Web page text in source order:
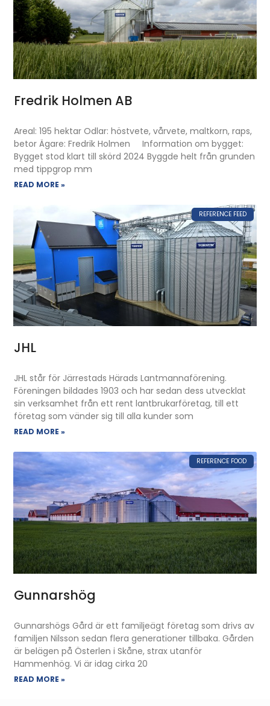
Fredrik Holmen AB
Areal: 195 hektar Odlar: höstvete, vårvete, maltkorn, raps,
betor Ägare: Fredrik Holmen Information om bygget:
Bygget stod klart till skörd 2024 Byggde helt från grunden
med tippgrop mm
READ MORE »
REFERENCE FEED
JHL
JHL står för Järrestads Härads Lantmannaförening.
Föreningen bildades 1903 och har sedan dess utvecklat
sin verksamhet från ett rent lantbrukarföretag, till ett
företag som vänder sig till alla kunder som
READ MORE »
REFERENCE FOOD
Gunnarshög
Gunnarshögs Gård är ett familjeägt företag som drivs av
familjen Nilsson sedan flera generationer tillbaka. Gården
är belägen på Österlen i Skåne, strax utanför
Hammenhög. Vi är idag cirka 20
READ MORE »